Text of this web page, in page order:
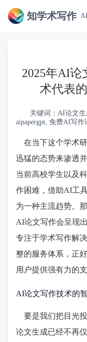
知学术写作
2025年AI论
术代表
关键词：AI论文
aipapergpt, 免费AI写作
在当下这个学术
迅猛的态势来渗透
当前高校学生以及
作困难，借助AI工
为一种主流趋势。
AI论文写作会呈现
专注于学术写作解
整的服务体系，正
用户提供强有力的支
AI论文写作技术的
要是我们把目光
论文生成已经不再